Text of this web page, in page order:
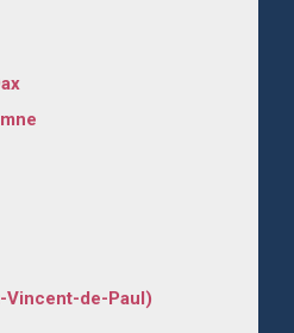
Vincent-de-Paul)